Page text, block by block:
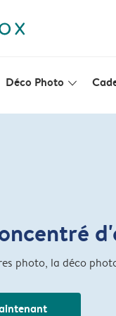
Déco Photo slim_arrow_down
photo, la déco